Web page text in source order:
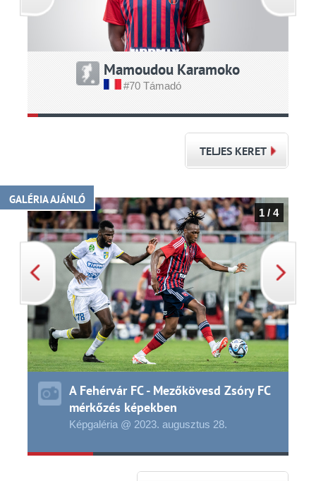
Mamoudou Karamoko
#70 Támadó
TELJES KERET
GALÉRIA AJÁNLÓ
A Fehérvár FC - Mezőkövesd Zsóry FC
mérkőzés képekben
Képgaléria @ 2023. augusztus 28.
1 / 4